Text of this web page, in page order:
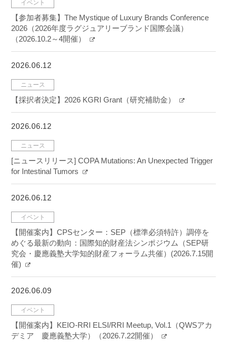
イベント
【参加者募集】The Mystique of Luxury Brands Conference
2026（2026年度ラグジュアリーブランド国際会議）
（2026.10.2～4開催）
2026.06.12
ニュース
【採択者決定】2026 KGRI Grant（研究補助金）
2026.06.12
ニュース
[ニュースリリース] COPA Mutations: An Unexpected Trigger
for Intestinal Tumors
2026.06.12
イベント
【開催案内】CPSセンター：SEP（標準必須特許）調停を
めぐる最新の動向：国際知的財産法シンポジウム（SEP研
究会・慶應義塾大学知的財産フォーラム共催）(2026.7.15開
催)
2026.06.09
イベント
【開催案内】KEIO-RRI ELSI/RRI Meetup, Vol.1（QWSアカ
デミア 慶應義塾大学）（2026.7.22開催）